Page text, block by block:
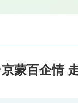
京蒙百企情